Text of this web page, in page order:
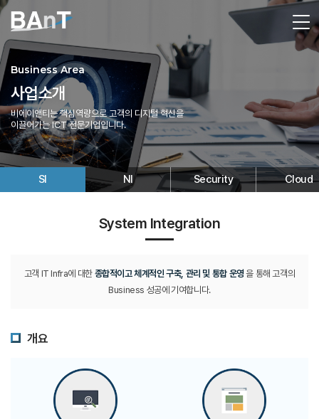
Business Area
사업소개
비에이앤티는 핵심역량으로 고객의 디지털 혁신을
이끌어가는 ICT 전문기업입니다.
SI NI Security Cloud
System Integration
고객 IT Infra에 대한 종합적이고 체계적인 구축, 관리 및 통합 운영을 통해고객의
Business 성공에 기여합니다.
개요